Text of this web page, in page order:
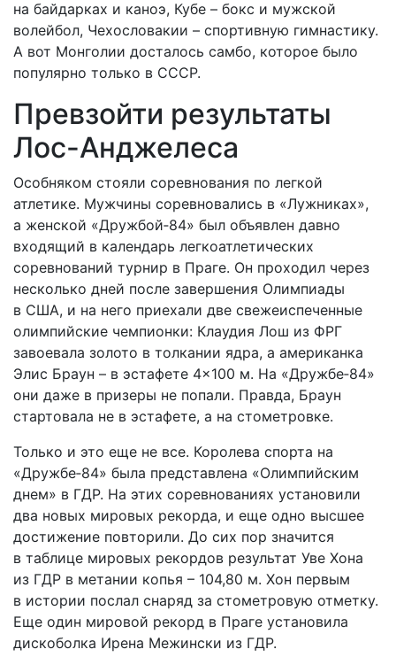
на байдарках и каноэ, Кубе – бокс и мужской
волейбол, Чехословакии – спортивную гимнастику.
А вот Монголии досталось самбо, которое было
популярно только в СССР.
Превзойти результаты
Лос-Анджелеса
Особняком стояли соревнования по легкой
атлетике. Мужчины соревновались в «Лужниках»,
а женской «Дружбой‑84» был объявлен давно
входящий в календарь легкоатлетических
соревнований турнир в Праге. Он проходил через
несколько дней после завершения Олимпиады
в США, и на него приехали две свежеиспеченные
олимпийские чемпионки: Клаудия Лош из ФРГ
завоевала золото в толкании ядра, а американка
Элис Браун – в эстафете 4×100 м. На «Дружбе‑84»
они даже в призеры не попали. Правда, Браун
стартовала не в эстафете, а на стометровке.
Только и это еще не все. Королева спорта на
«Дружбе‑84» была представлена «Олимпийским
днем» в ГДР. На этих соревнованиях установили
два новых мировых рекорда, и еще одно высшее
достижение повторили. До сих пор значится
в таблице мировых рекордов результат Уве Хона
из ГДР в метании копья – 104,80 м. Хон первым
в истории послал снаряд за стометровую отметку.
Еще один мировой рекорд в Праге установила
дискоболка Ирена Межински из ГДР.